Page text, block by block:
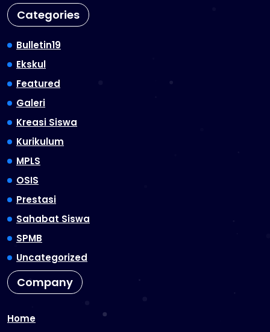
Categories
Bulletin19
Ekskul
Featured
Galeri
Kreasi Siswa
Kurikulum
MPLS
OSIS
Prestasi
Sahabat Siswa
SPMB
Uncategorized
Company
Home